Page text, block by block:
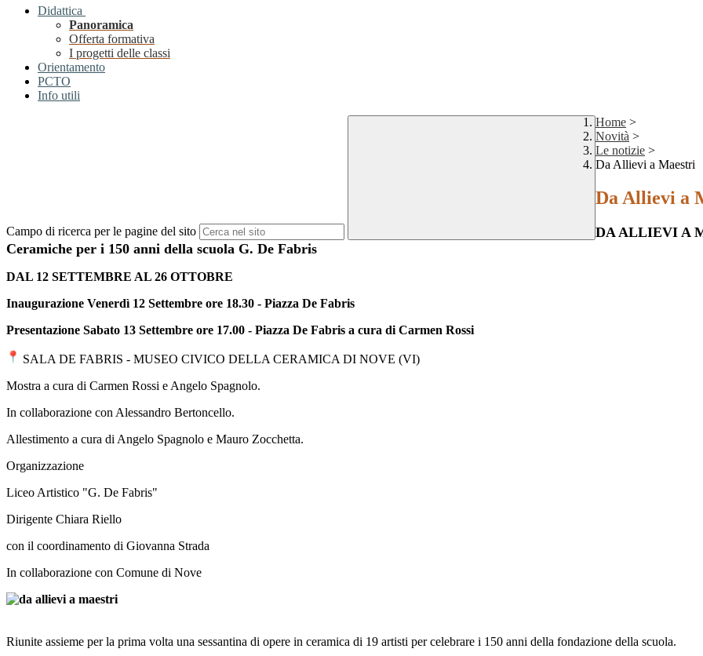
Didattica
Panoramica
Offerta formativa
I progetti delle classi
Orientamento
PCTO
Info utili
Campo di ricerca per le pagine del sito
Home >
Novità >
Le notizie >
Da Allievi a Maestri
Da Allievi a
DA ALLIEVI A
Ceramiche per i 150 anni della scuola G. De Fabris
DAL 12 SETTEMBRE AL 26 OTTOBRE
Inaugurazione Venerdì 12 Settembre ore 18.30 - Piazza De Fabris
Presentazione Sabato 13 Settembre ore 17.00 - Piazza De Fabris a cura di Carmen Rossi
SALA DE FABRIS - MUSEO CIVICO DELLA CERAMICA DI NOVE (VI)
Mostra a cura di Carmen Rossi e Angelo Spagnolo.
In collaborazione con Alessandro Bertoncello.
Allestimento a cura di Angelo Spagnolo e Mauro Zocchetta.
Organizzazione
Liceo Artistico "G. De Fabris"
Dirigente Chiara Riello
con il coordinamento di Giovanna Strada
In collaborazione con Comune di Nove
Riunite assieme per la prima volta una sessantina di opere in ceramica di 19 artisti per celebrare i 150 anni della fondazione della scuola.